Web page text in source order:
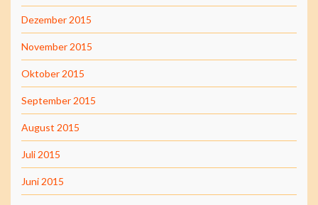
Dezember 2015
November 2015
Oktober 2015
September 2015
August 2015
Juli 2015
Juni 2015